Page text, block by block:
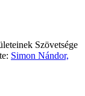
Szövetsége
Simon Nándor,